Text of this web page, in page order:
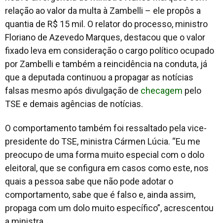
relação ao valor da multa à Zambelli – ele propôs a
quantia de R$ 15 mil. O relator do processo, ministro
Floriano de Azevedo Marques, destacou que o valor
fixado leva em consideração o cargo político ocupado
por Zambelli e também a reincidência na conduta, já
que a deputada continuou a propagar as notícias
falsas mesmo após divulgação de checagem pelo
TSE e demais agências de notícias.
O comportamento também foi ressaltado pela vice-
presidente do TSE, ministra Cármen Lúcia. “Eu me
preocupo de uma forma muito especial com o dolo
eleitoral, que se configura em casos como este, nos
quais a pessoa sabe que não pode adotar o
comportamento, sabe que é falso e, ainda assim,
propaga com um dolo muito específico”, acrescentou